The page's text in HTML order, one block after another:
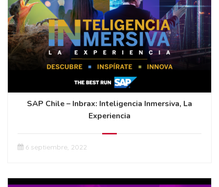
SAP Chile – Inbrax: Inteligencia Inmersiva, La
Experiencia
6 septiembre, 2022